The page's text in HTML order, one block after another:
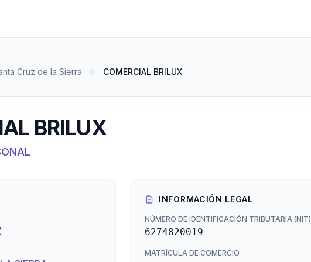
Cruz de la Sierra COMERCIAL BRILUX
BRILUX
INFORMACIÓN LEGAL
NÚMERO DE IDENTIFICACIÓN TRIBUTARIA (NIT)
6274820019
MATRÍCULA DE COMERCIO